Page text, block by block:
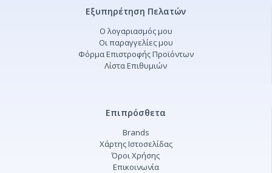
Εξυπηρέτηση Πελατών
Ο λογαριασμός μου
Οι παραγγελίες μου
Φόρμα Επιστροφής Προϊόντων
Λίστα Επιθυμιών
Επιπρόσθετα
Brands
Χάρτης Ιστοσελίδας
Όροι Χρήσης
Επικοινωνία